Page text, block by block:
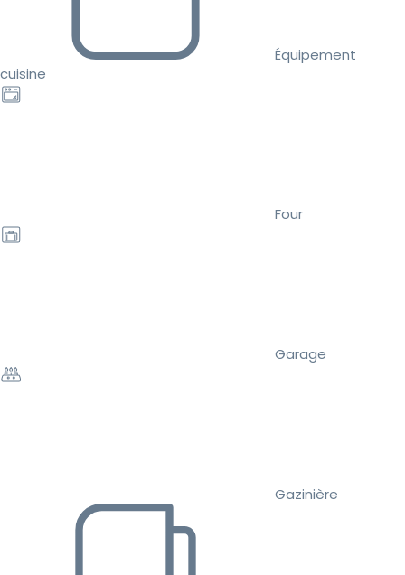
Équipement
cuisine
Four
Garage
Gazinière